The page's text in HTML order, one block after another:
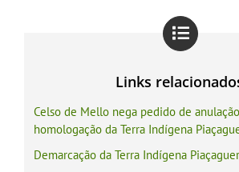
Links
Celso de Mello nega pedido de
homologação da Terra Indígena
Demarcação da Terra Indígena